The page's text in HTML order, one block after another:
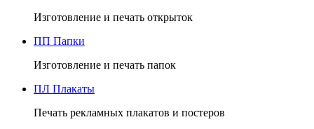
Изготовление и печать открыток
ПП Папки
Изготовление и печать папок
ПЛ Плакаты
Печать рекламных плакатов и постеров